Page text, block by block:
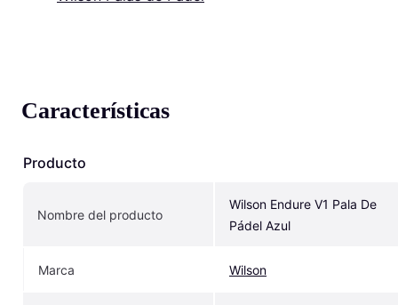
Características
Producto
Nombre del producto
Wilson Endure V1 Pala De
Pádel Azul
Marca Wilson